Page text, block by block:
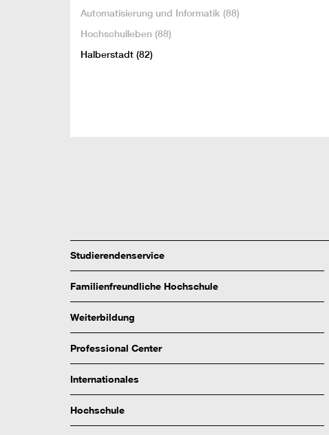
Automatisierung und Informatik (88)
Hochschulleben (88)
Halberstadt (82)
Studierendenservice
Familienfreundliche Hochschule
Weiterbildung
Professional Center
Internationales
Hochschule